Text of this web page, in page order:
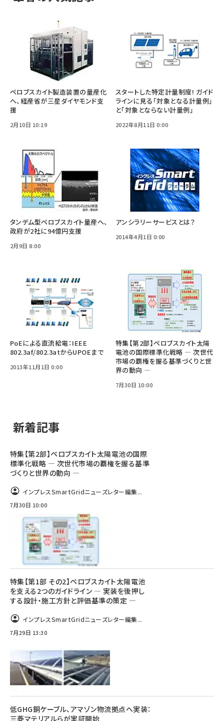
ペロブスカイト製造装置の量産化
へ、経産省が三星ダイヤモンド支
援
2月10日 10:19
スタートした特定計量制度! ガイド
ラインに見る「対象となる計量例」
と「対象とならない計量例」
2022年8月11日 0:00
タンデム型ペロブスカイト量産へ、
政府が2社に94億円支援
2月9日 8:00
アンシラリーサービスとは？
2014年4月1日 0:00
PoEによる直流給電：IEEE
802.3af/802.3atからUPOEまで
2013年11月1日 0:00
特集【第2部】ペロブスカイト太陽
電池の国際標準化戦略 ― 次世代
市場の覇権を握る基準づくりと世
界の動向 ―
7月30日 10:00
新着記事
特集【第2部】ペロブスカイト太陽電池の国際
標準化戦略 ― 次世代市場の覇権を握る基準
づくりと世界の動向 ―
インプレスSmartGridニューズレター編集...
7月30日 10:00
特集【第1部 その2】ペロブスカイト太陽電池
を支える2つのガイドライン ― 実装を後押し
する設計・施工方針と評価基準の策定 ―
インプレスSmartGridニューズレター編集...
7月29日 13:30
低GHG銅ケーブル、アマゾン物流拠点へ実装：
三菱マテリアルらが実証開始